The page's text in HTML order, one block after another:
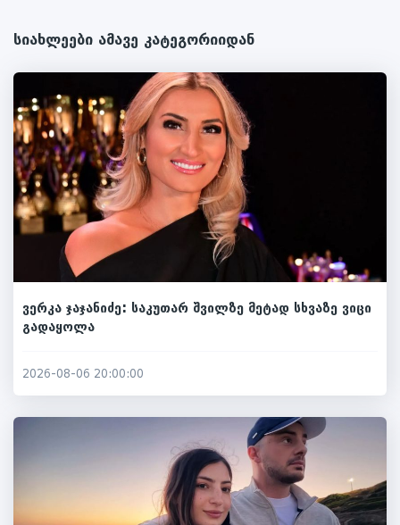
სიახლეები ამავე კატეგორიიდან
ვერკა ჯაჯანიძე: საკუთარ შვილზე მეტად სხვაზე ვიცი
გადაყოლა
2026-08-06 20:00:00